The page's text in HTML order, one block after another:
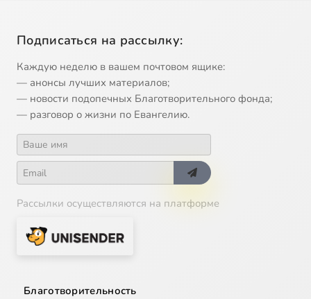
Подписаться на рассылку:
Каждую неделю в вашем почтовом ящике:
— анонсы лучших материалов;
— новости подопечных Благотворительного фонда;
— разговор о жизни по Евангелию.
Рассылки осуществляются на платформе
Благотворительность